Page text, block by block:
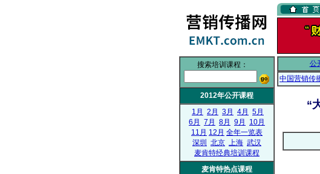
搜索培训课程：
2012年公开课程
1月
2月 3月 4月
5月
6月
7月 8月 9月
10月
11月 12月 全年一览表
深圳
北京 上海 武汉
麦肯特经典培训课程
麦肯特热点课程
公
中国营销传
“